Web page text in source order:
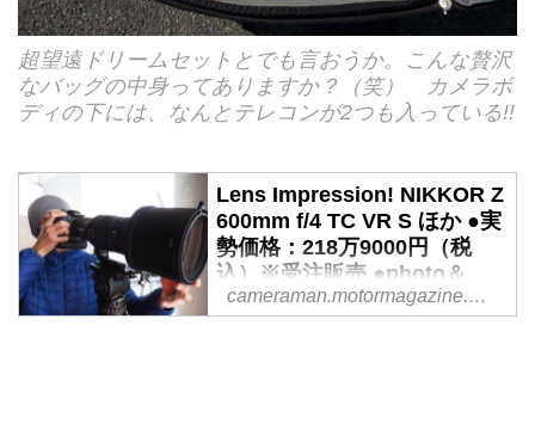
超望遠ドリームセットとでも言おうか。こんな贅沢
なバッグの中身ってありますか？（笑） カメラボ
ディの下には、なんとテレコンが2つも入っている!!
Lens Impression! NIKKOR Z
600mm f/4 TC VR S ほか ●実
勢価格：218万9000円（税
込）※受注販売 ●photo＆
text:吉富直人 - Webカメラマ
cameraman.motormagazine.co.jp